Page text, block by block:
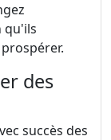
qu'ils
des
succès des